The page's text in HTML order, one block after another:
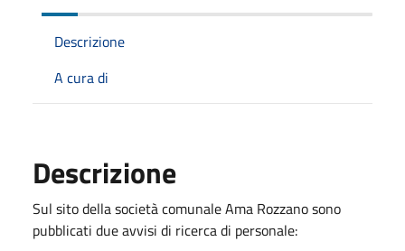
Descrizione
A cura di
Descrizione
Sul sito della società comunale Ama Rozzano sono
pubblicati due avvisi di ricerca di personale: